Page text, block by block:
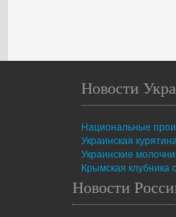
Новости
Национальные
Украинская
Украинские
Крымская клубника
Новости